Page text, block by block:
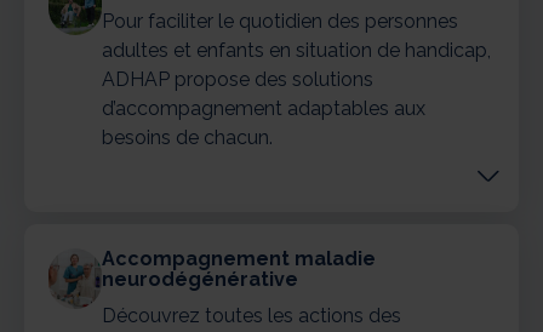
Pour faciliter le quotidien des personnes
adultes et enfants en situation de handicap,
ADHAP propose des solutions
d’accompagnement adaptables aux
besoins de chacun.
Accompagnement maladie
neurodégénérative
Découvrez toutes les actions des